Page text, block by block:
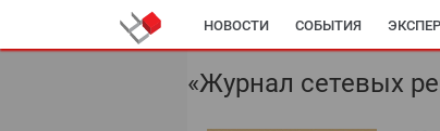
НОВОСТИ СОБЫТИЯ
«Журнал сетевых